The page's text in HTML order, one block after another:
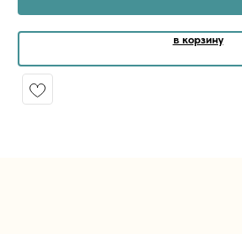
в корзину